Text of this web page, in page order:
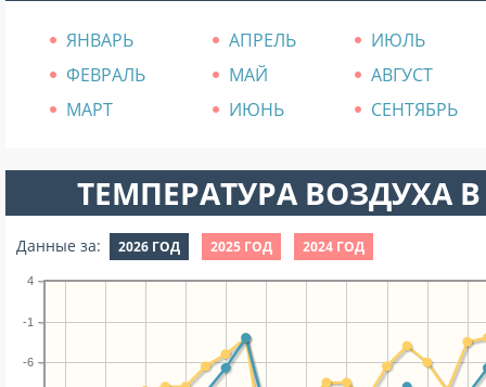
ЯНВАРЬ АПРЕЛЬ
ИЮЛЬ
ФЕВРАЛЬ
МАЙ
АВГУСТ
МАРТ
ИЮНЬ СЕНТЯБРЬ
ТЕМПЕРАТУРА ВОЗДУХА В
Данные за: 2026 ГОД 2025 ГОД 2024 ГОД
-6
-1
4